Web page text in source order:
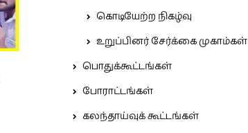
கொடியேற்ற நிகழ்வு
உறுப்பினர் சேர்க்கை முகாம்கள்
பொதுக்கூட்டங்கள்
போராட்டங்கள்
கலந்தாய்வுக் கூட்டங்கள்